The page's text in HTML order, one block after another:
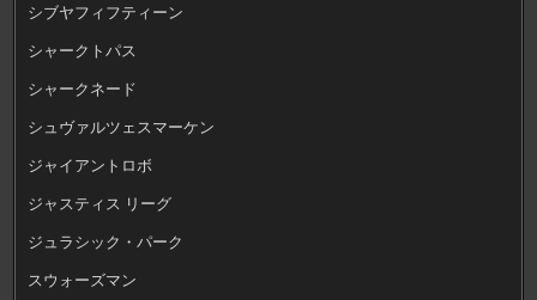
シブヤフィフティーン
シャークトパス
シャークネード
シュヴァルツェスマーケン
ジャイアントロボ
ジャスティス リーグ
ジュラシック・パーク
スウォーズマン